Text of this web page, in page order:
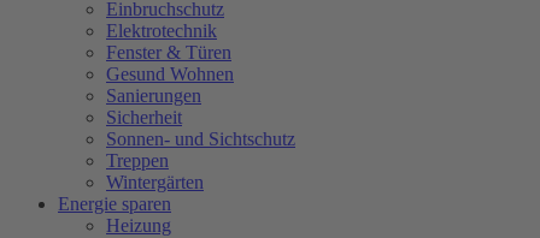
Einbruchschutz
Elektrotechnik
Fenster & Türen
Gesund Wohnen
Sanierungen
Sicherheit
Sonnen- und Sichtschutz
Treppen
Wintergärten
Energie sparen
Heizung